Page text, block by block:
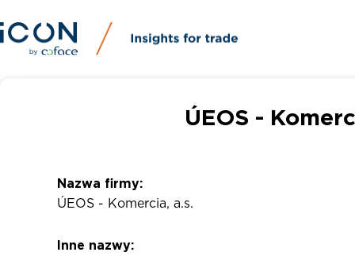
ÚEOS -
Nazwa firmy:
ÚEOS - Komercia, a.s.
Inne nazwy: